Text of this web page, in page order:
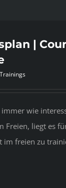
|
Trainings
immer wie
Freien, liegt es
im freien zu